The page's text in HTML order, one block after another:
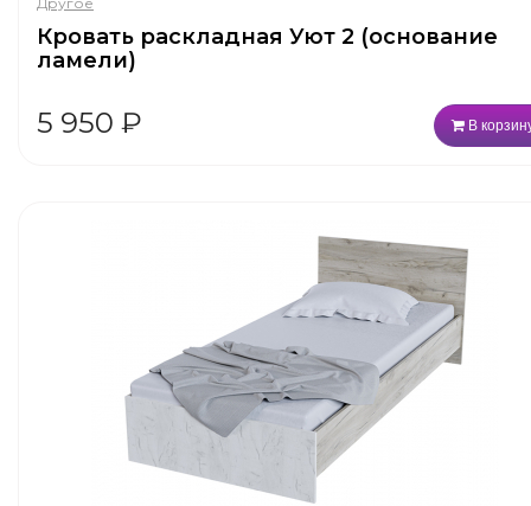
Кровать раскладная Уют 2 (основание
ламели)
5 950 ₽ В